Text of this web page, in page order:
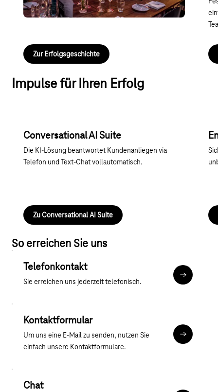
Zur Erfolgsgeschichte
Impulse für Ihren Erfolg
Conversational AI Suite
Die KI-Lösung beantwortet Kundenanliegen via
Telefon und Text-Chat vollautomatisch.
Zu Conversational AI Suite
So erreichen Sie uns
Telefonkontakt
Sie erreichen uns jederzeit telefonisch. Mehr zum
Kontaktformular
Um uns eine E-Mail zu senden, nutzen Sie
einfach unsere Kontaktformulare.
Chat